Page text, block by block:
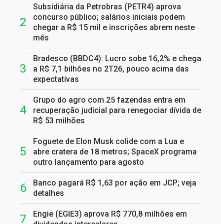
Subsidiária da Petrobras (PETR4) aprova
concurso público; salários iniciais podem
chegar a R$ 15 mil e inscrições abrem neste
mês
Bradesco (BBDC4): Lucro sobe 16,2% e chega
a R$ 7,1 bilhões no 2T26, pouco acima das
expectativas
Grupo do agro com 25 fazendas entra em
recuperação judicial para renegociar dívida de
R$ 53 milhões
Foguete de Elon Musk colide com a Lua e
abre cratera de 18 metros; SpaceX programa
outro lançamento para agosto
Banco pagará R$ 1,63 por ação em JCP; veja
detalhes
Engie (EGIE3) aprova R$ 770,8 milhões em